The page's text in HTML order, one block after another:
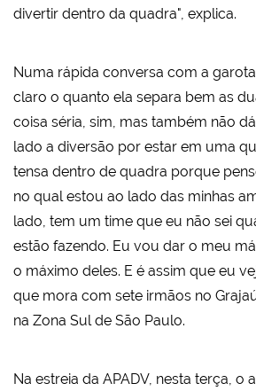
divertir dentro da quadra", explica.
Numa rápida conversa com a
claro o quanto ela separa bem as
coisa séria, sim, mas também não
lado a diversão por estar em uma
tensa dentro de quadra porque
no qual estou ao lado das minhas
lado, tem um time que eu não sei
estão fazendo. Eu vou dar o meu
o máximo deles. E é assim que eu
que mora com sete irmãos no
na Zona Sul de São Paulo.
Na estreia da APADV, nesta terça, o